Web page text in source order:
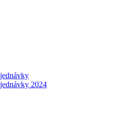
2024